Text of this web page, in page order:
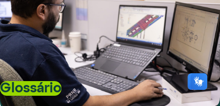
Glossário